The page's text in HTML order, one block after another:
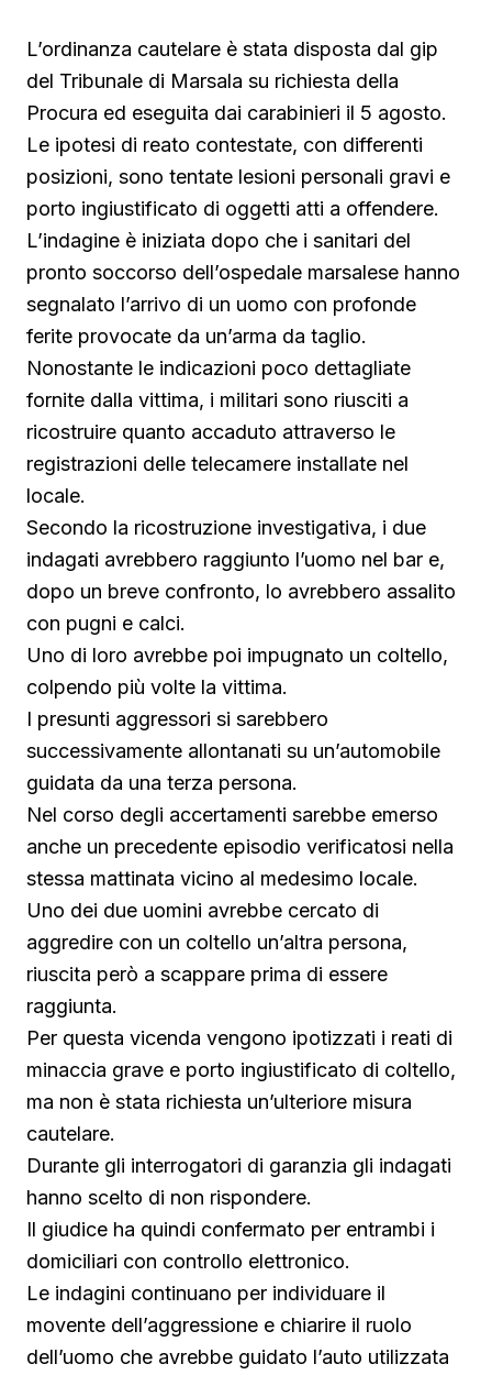
L’ordinanza cautelare è stata disposta dal gip
del Tribunale di Marsala su richiesta della
Procura ed eseguita dai carabinieri il 5 agosto.
Le ipotesi di reato contestate, con differenti
posizioni, sono tentate lesioni personali gravi e
porto ingiustificato di oggetti atti a offendere.
L’indagine è iniziata dopo che i sanitari del
pronto soccorso dell’ospedale marsalese hanno
segnalato l’arrivo di un uomo con profonde
ferite provocate da un’arma da taglio.
Nonostante le indicazioni poco dettagliate
fornite dalla vittima, i militari sono riusciti a
ricostruire quanto accaduto attraverso le
registrazioni delle telecamere installate nel
locale.
Secondo la ricostruzione investigativa, i due
indagati avrebbero raggiunto l’uomo nel bar e,
dopo un breve confronto, lo avrebbero assalito
con pugni e calci.
Uno di loro avrebbe poi impugnato un coltello,
colpendo più volte la vittima.
I presunti aggressori si sarebbero
successivamente allontanati su un’automobile
guidata da una terza persona.
Nel corso degli accertamenti sarebbe emerso
anche un precedente episodio verificatosi nella
stessa mattinata vicino al medesimo locale.
Uno dei due uomini avrebbe cercato di
aggredire con un coltello un’altra persona,
riuscita però a scappare prima di essere
raggiunta.
Per questa vicenda vengono ipotizzati i reati di
minaccia grave e porto ingiustificato di coltello,
ma non è stata richiesta un’ulteriore misura
cautelare.
Durante gli interrogatori di garanzia gli indagati
hanno scelto di non rispondere.
Il giudice ha quindi confermato per entrambi i
domiciliari con controllo elettronico.
Le indagini continuano per individuare il
movente dell’aggressione e chiarire il ruolo
dell’uomo che avrebbe guidato l’auto utilizzata